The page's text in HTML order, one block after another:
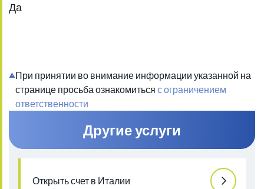
Да
При принятии во внимание информации указанной на
странице просьба ознакомиться с ограничением
ответственности
Другие услуги
Открыть счет в Италии